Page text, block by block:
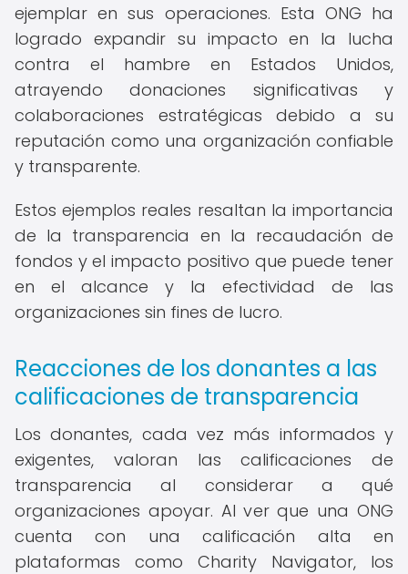
ejemplar en sus operaciones. Esta ONG ha
logrado expandir su impacto en la lucha
contra el hambre en Estados Unidos,
atrayendo donaciones significativas y
colaboraciones estratégicas debido a su
reputación como una organización confiable
y transparente.
Estos ejemplos reales resaltan la importancia
de la transparencia en la recaudación de
fondos y el impacto positivo que puede tener
en el alcance y la efectividad de las
organizaciones sin fines de lucro.
Reacciones de los donantes a las
calificaciones de transparencia
Los donantes, cada vez más informados y
exigentes, valoran las calificaciones de
transparencia al considerar a qué
organizaciones apoyar. Al ver que una ONG
cuenta con una calificación alta en
plataformas como Charity Navigator, los